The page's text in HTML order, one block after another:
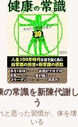
の常識を新陳代謝
う
と思った習慣が、体を壊
いる